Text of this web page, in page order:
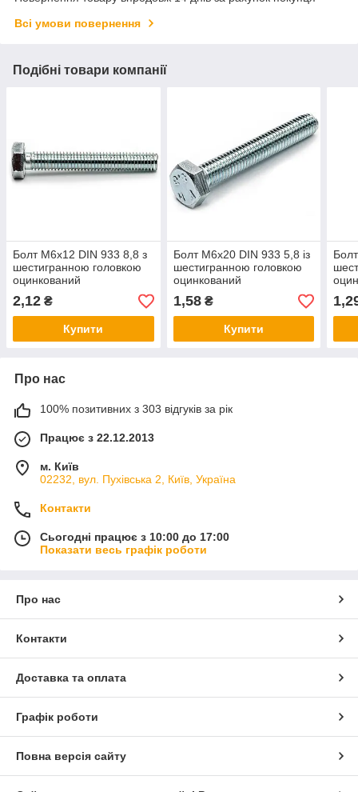
Всі умови повернення
Подібні товари компанії
Болт М6х12 DIN 933 8,8 з
шестигранною головкою
оцинкований
2,12 ₴
Купити
Болт М6х20 DIN 933 5,8 із
шестигранною головкою
оцинкований
1,58₴
Купити
Про нас
100% позитивних з 303 відгуків за рік
Працює з 22.12.2013
м. Київ
02232, вул. Пухівська 2, Київ, Україна
Контакти
Сьогодні працює з 10:00 до 17:00
Показати весь графік роботи
Про нас
Контакти
Доставка та оплата
Графік роботи
Повна версія сайту